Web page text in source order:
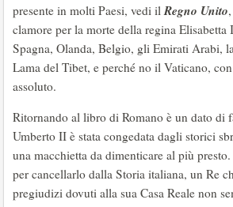
presente in molti Paesi, vedi ilRegno Unito
clamore per la morte della regina
Spagna, Olanda, Belgio, gli Emirati Arabi,
Lama del Tibet, e perché no il Vaticano,
assoluto.
Ritornando al libro di Romano è un dato di
Umberto II è stata congedata dagli storici
una macchietta da dimenticare al più
per cancellarlo dalla Storia italiana, un Re
pregiudizi dovuti alla sua Casa Reale non